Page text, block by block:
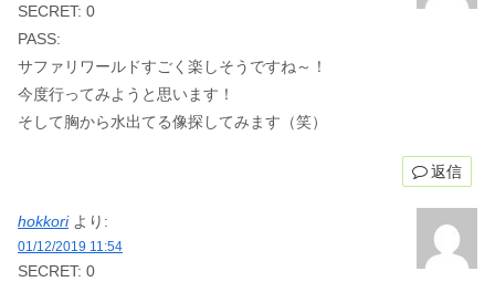
SECRET: 0
PASS:
サファリワールドすごく楽しそうですね～！
今度行ってみようと思います！
そして胸から水出てる像探してみます（笑）
返信
hokkori より:
01/12/2019 11:54
SECRET: 0